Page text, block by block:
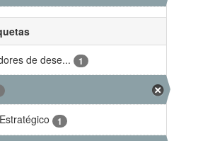
de dese...
1
1